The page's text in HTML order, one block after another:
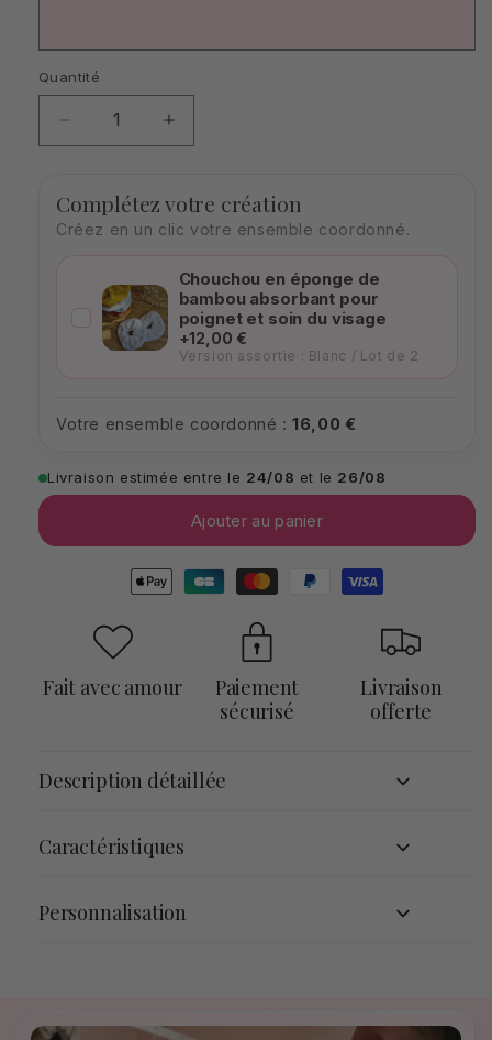
Quantité
Quantité
Réduire
la
de
Fleur
lavable
en
éponge
Accessoire
déchet
Augmenter
la
de
Fleur
douche
lavable
en
éponge
de
Accessoire
déchet
Complétez votre création
Créez en un clic votre ensemble coordonné.
Chouchou en éponge de
bambou absorbant pour
poignet et soin du visage
+12,00 €
Version assortie : Blanc / Lot de 2
Votre ensemble coordonné :16,00 €
Livraison estimée entre le 24/08 et le 26/08
Ajouter au panier
Moyens
de
paiement
Fait avec amour
Paiement
sécurisé
Livraison
offerte
Description détaillée
Caractéristiques
Personnalisation